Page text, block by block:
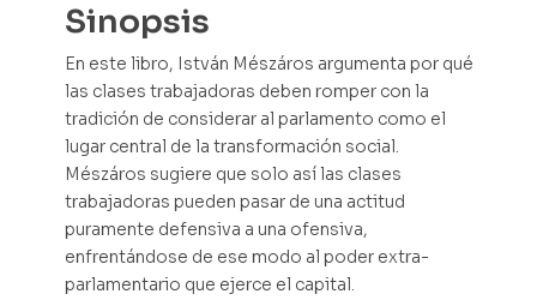
Sinopsis
En este libro, István Mészáros argumenta por qué
las clases trabajadoras deben romper con la
tradición de considerar al parlamento como el
lugar central de la transformación social.
Mészáros sugiere que solo así las clases
trabajadoras pueden pasar de una actitud
puramente defensiva a una ofensiva,
enfrentándose de ese modo al poder extra-
parlamentario que ejerce el capital.